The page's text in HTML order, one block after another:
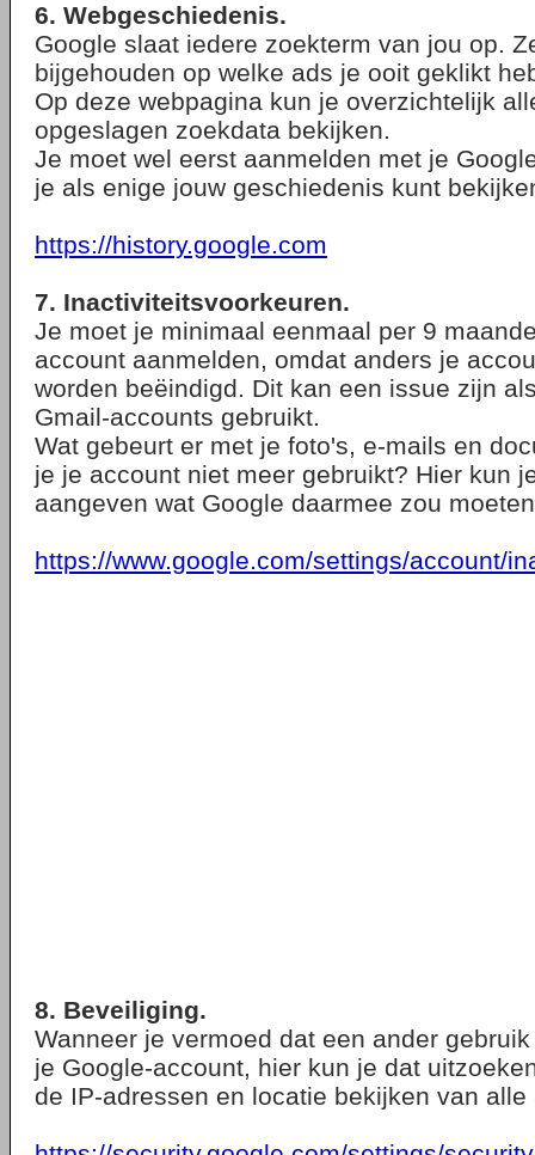
6. Webgeschiedenis.
Google slaat iedere zoekterm van jou op.
bijgehouden op welke ads je ooit geklikt
Op deze webpagina kun je overzichtelijk
opgeslagen zoekdata bekijken.
Je moet wel eerst aanmelden met je
je als enige jouw geschiedenis kunt
https://history.google.com
7. Inactiviteitsvoorkeuren.
Je moet je minimaal eenmaal per 9
account aanmelden, omdat anders je
worden beëindigd. Dit kan een issue zijn
Gmail-accounts gebruikt.
Wat gebeurt er met je foto's, e-mails en
je je account niet meer gebruikt? Hier kun
aangeven wat Google daarmee zou
https://www.google.com/settings/account/
8. Beveiliging.
Wanneer je vermoed dat een ander
je Google-account, hier kun je dat
de IP-adressen en locatie bekijken van alle